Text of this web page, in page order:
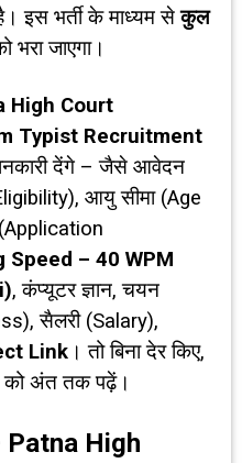
इस भर्ती के माध्यम सेकुल
भरा जाएगा।
High Court
Typist Recruitment
देंगे – जैसे आवेदन
आयु सीमा (Age
Speed – 40 WPM
, कंप्यूटर ज्ञान, चयन
सैलरी (Salary),
Link । तो बिना देर किए,
को अंत तक पढ़ें।
High